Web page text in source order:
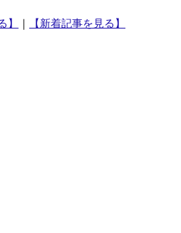
】 ｜ 【新着記事を見る】